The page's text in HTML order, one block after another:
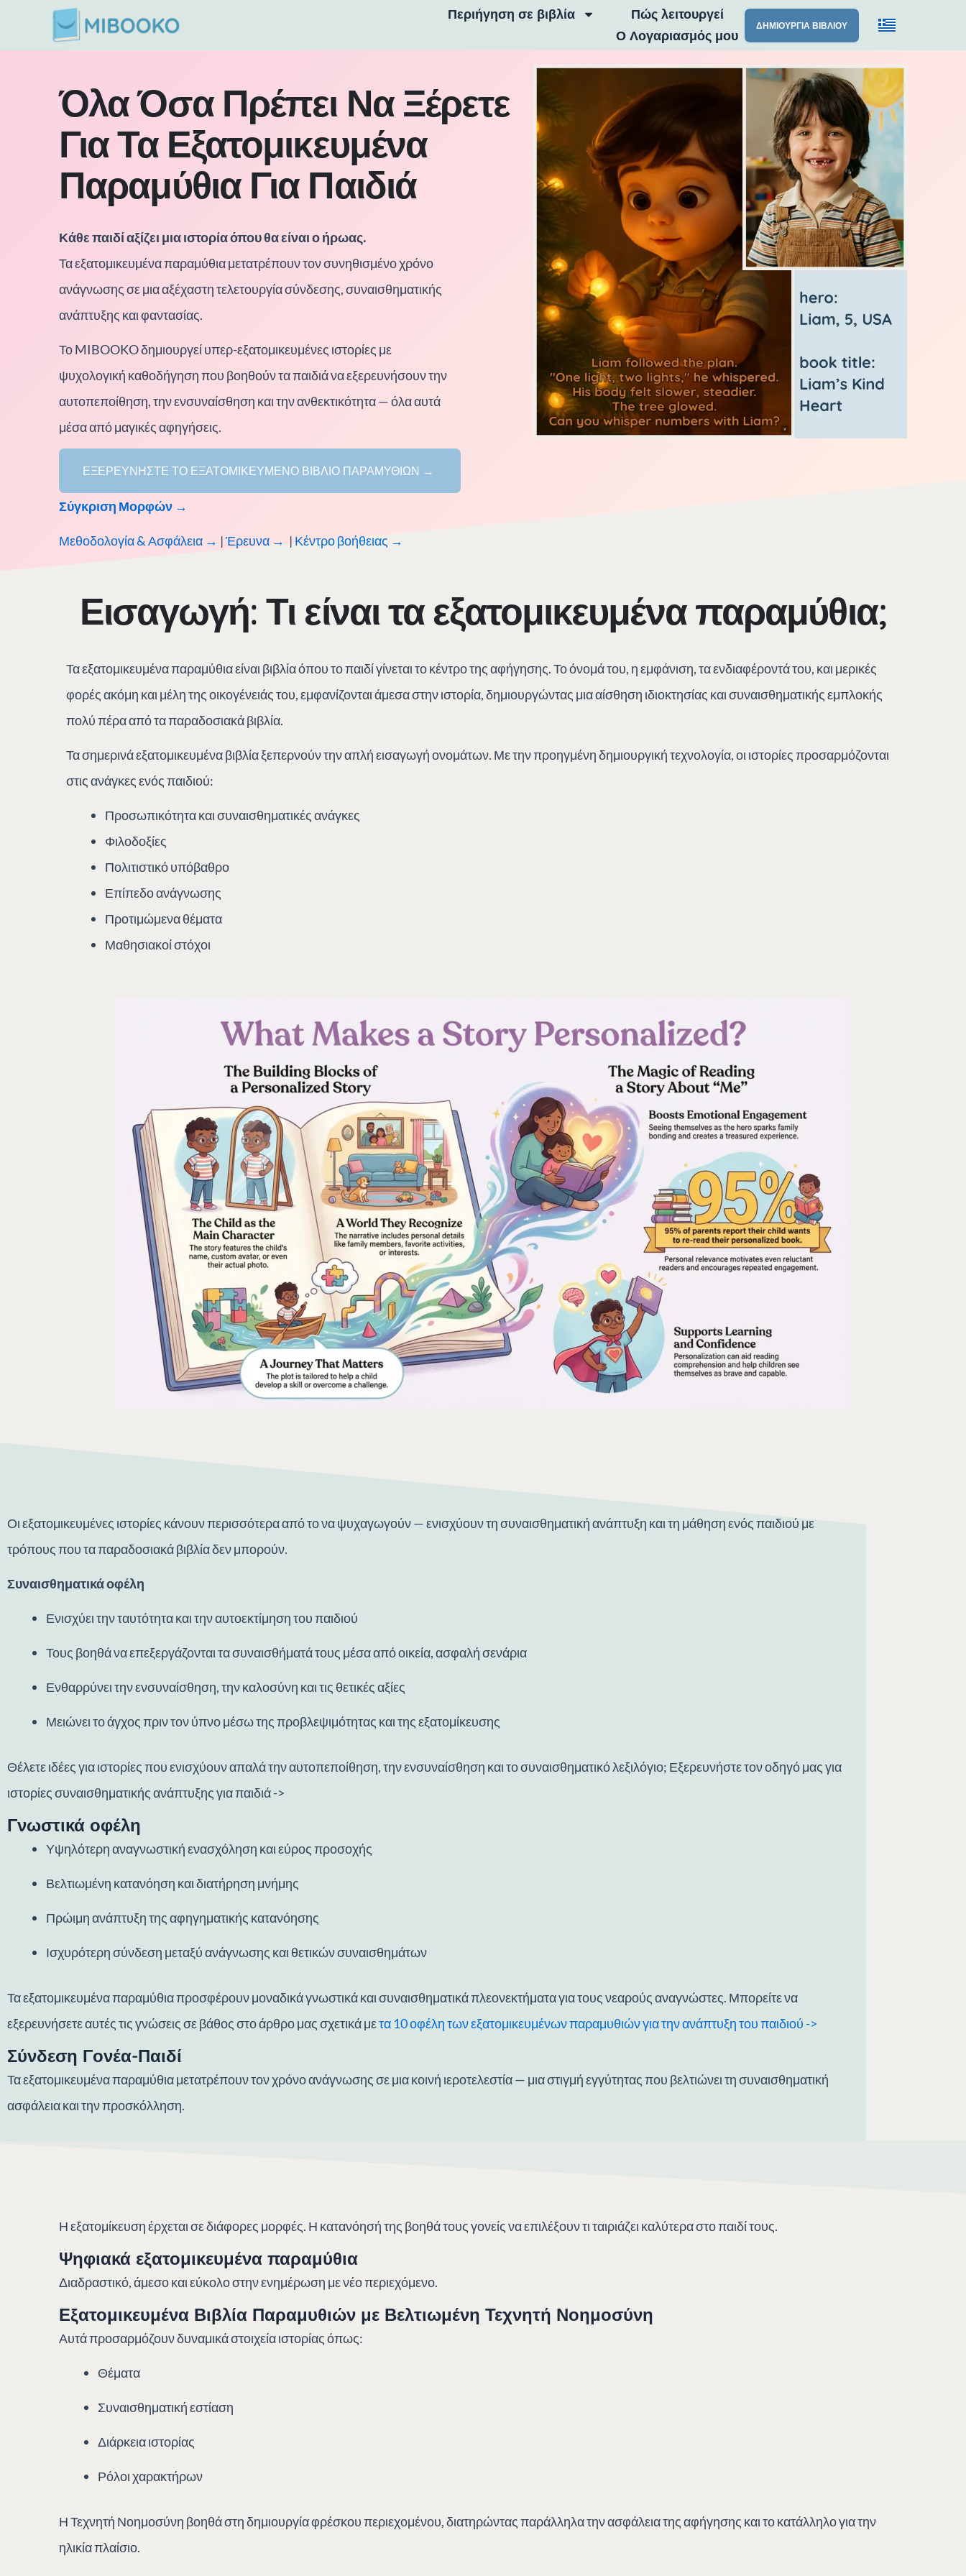
Μετάβαση
Περιήγηση σε βιβλία
Πώς λειτουργεί
Ο Λογαριασμός μου
ΔΗΜΙΟΥΡΓΊΑ ΒΙΒΛΊΟΥ
Όλα Όσα Πρέπει Να Ξέρετε
Για Τα Εξατομικευμένα
Παραμύθια Για Παιδιά
Κάθε παιδί αξίζει μια ιστορία όπου θα είναι ο ήρωας.
Τα εξατομικευμένα παραμύθια μετατρέπουν τον συνηθισμένο χρόνο
ανάγνωσης σε μια αξέχαστη τελετουργία σύνδεσης, συναισθηματικής
ανάπτυξης και φαντασίας.
Το MIBOOKO δημιουργεί υπερ-εξατομικευμένες ιστορίες με
ψυχολογική καθοδήγηση που βοηθούν τα παιδιά να εξερευνήσουν την
αυτοπεποίθηση, την ενσυναίσθηση και την ανθεκτικότητα — όλα αυτά
μέσα από μαγικές αφηγήσεις.
ΕΞΕΡΕΥΝΉΣΤΕ ΤΟ ΕΞΑΤΟΜΙΚΕΥΜΈΝΟ ΒΙΒΛΊΟ ΠΑΡΑΜΥΘΙΏΝ →
Σύγκριση Μορφών →
Μεθοδολογία & Ασφάλεια → |Έρευνα → | Κέντρο βοήθειας →
Εισαγωγή: Τι είναι τα εξατομικευμένα παραμύθια;
Τα εξατομικευμένα παραμύθια είναι βιβλία όπου το παιδί γίνεται το κέντρο της αφήγησης. Το όνομά του, η εμφάνιση, τα ενδιαφέροντά του, και μερικές
φορές ακόμη και μέλη της οικογένειάς του, εμφανίζονται άμεσα στην ιστορία, δημιουργώντας μια αίσθηση ιδιοκτησίας και συναισθηματικής εμπλοκής
πολύ πέρα από τα παραδοσιακά βιβλία.
Τα σημερινά εξατομικευμένα βιβλία ξεπερνούν την απλή εισαγωγή ονομάτων. Με την προηγμένη δημιουργική τεχνολογία, οι ιστορίες προσαρμόζονται
στις ανάγκες ενός παιδιού:
Προσωπικότητα και συναισθηματικές ανάγκες
Φιλοδοξίες
Πολιτιστικό υπόβαθρο
Επίπεδο ανάγνωσης
Προτιμώμενα θέματα
Μαθησιακοί στόχοι
Οι εξατομικευμένες ιστορίες κάνουν περισσότερα από το να ψυχαγωγούν — ενισχύουν τη συναισθηματική ανάπτυξη και τη μάθηση ενός παιδιού με
τρόπους που τα παραδοσιακά βιβλία δεν μπορούν.
Συναισθηματικά οφέλη
Ενισχύει την ταυτότητα και την αυτοεκτίμηση του παιδιού
Τους βοηθά να επεξεργάζονται τα συναισθήματά τους μέσα από οικεία, ασφαλή σενάρια
Ενθαρρύνει την ενσυναίσθηση, την καλοσύνη και τις θετικές αξίες
Μειώνει το άγχος πριν τον ύπνο μέσω της προβλεψιμότητας και της εξατομίκευσης
Θέλετε ιδέες για ιστορίες που ενισχύουν απαλά την αυτοπεποίθηση, την ενσυναίσθηση και το συναισθηματικό λεξιλόγιο; Εξερευνήστε τον οδηγό μας για
ιστορίες συναισθηματικής ανάπτυξης για παιδιά ->
Γνωστικά οφέλη
Υψηλότερη αναγνωστική ενασχόληση και εύρος προσοχής
Βελτιωμένη κατανόηση και διατήρηση μνήμης
Πρώιμη ανάπτυξη της αφηγηματικής κατανόησης
Ισχυρότερη σύνδεση μεταξύ ανάγνωσης και θετικών συναισθημάτων
Τα εξατομικευμένα παραμύθια προσφέρουν μοναδικά γνωστικά και συναισθηματικά πλεονεκτήματα για τους νεαρούς αναγνώστες. Μπορείτε να
εξερευνήσετε αυτές τις γνώσεις σε βάθος στο άρθρο μας σχετικά μετα 10 οφέλη των εξατομικευμένων παραμυθιών για την ανάπτυξη του παιδιού ->
Σύνδεση Γονέα-Παιδί
Τα εξατομικευμένα παραμύθια μετατρέπουν τον χρόνο ανάγνωσης σε μια κοινή ιεροτελεστία — μια στιγμή εγγύτητας που βελτιώνει τη συναισθηματική
ασφάλεια και την προσκόλληση.
Η εξατομίκευση έρχεται σε διάφορες μορφές. Η κατανόησή της βοηθά τους γονείς να επιλέξουν τι ταιριάζει καλύτερα στο παιδί τους.
Ψηφιακά εξατομικευμένα παραμύθια
Διαδραστικό, άμεσο και εύκολο στην ενημέρωση με νέο περιεχόμενο.
Εξατομικευμένα Βιβλία Παραμυθιών με Βελτιωμένη Τεχνητή Νοημοσύνη
Αυτά προσαρμόζουν δυναμικά στοιχεία ιστορίας όπως:
Θέματα
Συναισθηματική εστίαση
Διάρκεια ιστορίας
Ρόλοι χαρακτήρων
Η Τεχνητή Νοημοσύνη βοηθά στη δημιουργία φρέσκου περιεχομένου, διατηρώντας παράλληλα την ασφάλεια της αφήγησης και το κατάλληλο για την
ηλικία πλαίσιο.